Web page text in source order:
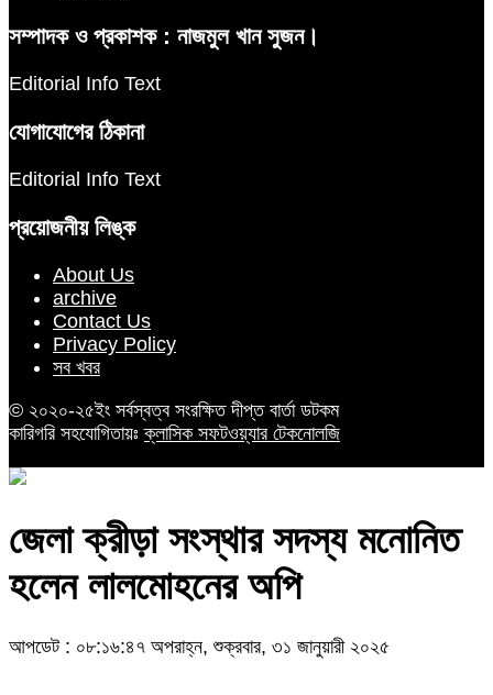
সম্পাদক ও প্রকাশক : নাজমুল খান সুজন।
Editorial Info Text
যোগাযোগের ঠিকানা
Editorial Info Text
প্রয়োজনীয় লিঙ্ক
About Us
archive
Contact Us
Privacy Policy
সব খবর
© ২০২০-২৫ইং সর্বস্বত্ব সংরক্ষিত দীপ্ত বার্তা ডটকম
কারিগরি সহযোগিতায়ঃক্লাসিক সফটওয়্যার টেকনোলজি
জেলা ক্রীড়া সংস্থার সদস্য মনোনিত
হলেন লালমোহনের অপি
আপডেট : ০৮:১৬:৪৭ অপরাহ্ন, শুক্রবার, ৩১ জানুয়ারী ২০২৫